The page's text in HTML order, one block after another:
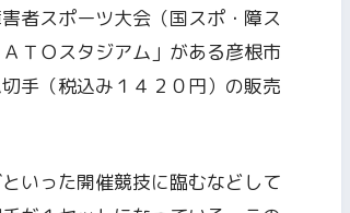
者スポーツ大会（国スポ・障ス
ＴＯスタジアム」がある彦根市
手（税込み１４２０円）の販売
いった開催競技に臨むなどして